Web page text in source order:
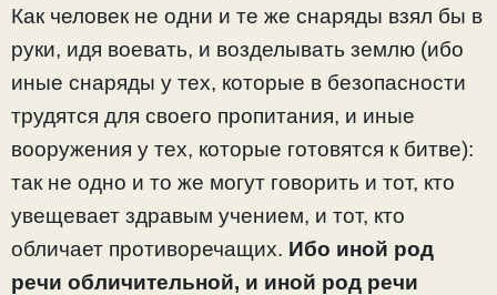
Как человек не одни и те же снаряды взял бы в
руки, идя воевать, и возделывать землю (ибо
иные снаряды у тех, которые в безопасности
трудятся для своего пропитания, и иные
вооружения у тех, которые готовятся к битве):
так не одно и то же могут говорить и тот, кто
увещевает здравым учением, и тот, кто
обличает противоречащих. Ибо иной род
речи обличительной, и иной род речи